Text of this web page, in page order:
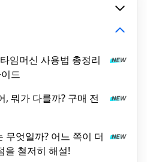
임머신 사용법 총정리
드
, 뭐가 다를까? 구매 전
무엇일까? 어느 쪽이 더
을 철저히 해설!